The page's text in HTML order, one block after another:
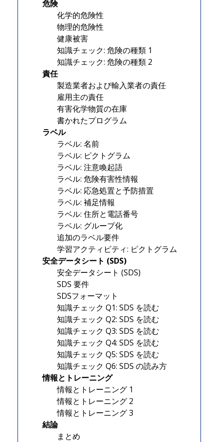
危険
化学的危険性
物理的危険性
健康被害
知識チェック: 危険の種類 1
知識チェック: 危険の種類 2
責任
製造業者および輸入業者の責任
雇用主の責任
有害化学物質の在庫
書かれたプログラム
ラベル
ラベル: 名前
ラベル: ピクトグラム
ラベル: 注意喚起語
ラベル: 危険有害性情報
ラベル: 応急処置と予防措置
ラベル: 補足情報
ラベル: 住所と電話番号
ラベル: グループ化
追加のラベル要件
学習アクティビティ: ピクトグラム
安全データシート (SDS)
安全データシート (SDS)
SDS 要件
SDSフォーマット
知識チェック Q1: SDS を読む
知識チェック Q2: SDS を読む
知識チェック Q3: SDS を読む
知識チェック Q4: SDS を読む
知識チェック Q5: SDS を読む
知識チェック Q6: SDS の読み方
情報とトレーニング
情報とトレーニング 1
情報とトレーニング 2
情報とトレーニング 3
結論
まとめ